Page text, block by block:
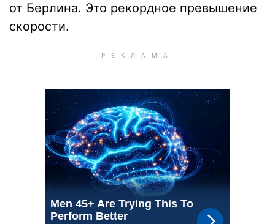
от Берлина. Это рекордное превышение
скорости.